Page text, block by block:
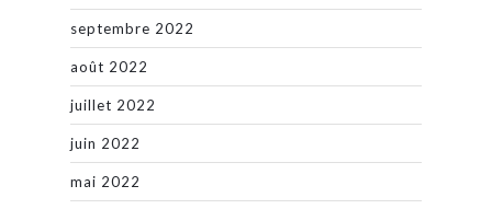
septembre 2022
août 2022
juillet 2022
juin 2022
mai 2022